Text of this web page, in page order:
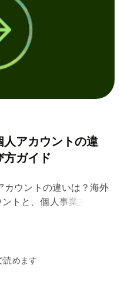
アカウントの違
ガイド
カウントの違いは？海外
トと、個人事業主やフ
。
読めます